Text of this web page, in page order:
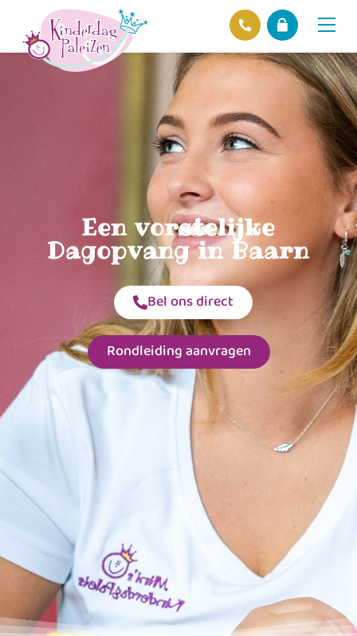
Een vorstelijke
Dagopvang in Baarn
Bel ons direct
Rondleiding aanvragen